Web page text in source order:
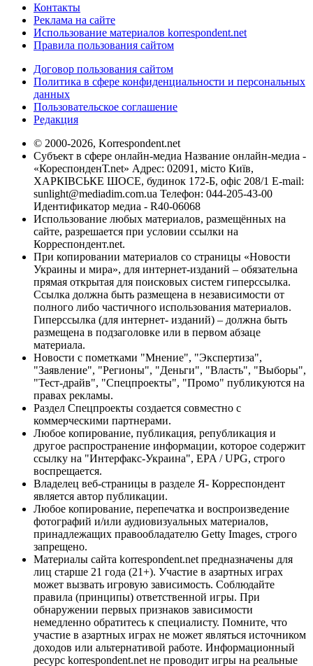
Контакты
Реклама на сайте
Использование материалов korrespondent.net
Правила пользования сайтом
Договор пользования сайтом
Политика в сфере конфиденциальности и персональных
данных
Пользовательское соглашение
Редакция
© 2000-2026, Korrespondent.net
Субъект в сфере онлайн-медиа Название онлайн-медиа -
«КореспонденТ.net» Адрес: 02091, місто Київ,
ХАРКІВСЬКЕ ШОСЕ, будинок 172-Б, офіс 208/1 E-mail:
sunlight@mediadim.com.ua Телефон: 044-205-43-00
Идентификатор медиа - R40-06068
Использование любых материалов, размещённых на
сайте, разрешается при условии ссылки на
Корреспондент.net.
При копировании материалов со страницы «Новости
Украины и мира», для интернет-изданий – обязательна
прямая открытая для поисковых систем гиперссылка.
Ссылка должна быть размещена в независимости от
полного либо частичного использования материалов.
Гиперссылка (для интернет- изданий) – должна быть
размещена в подзаголовке или в первом абзаце
материала.
Новости с пометками "Мнение", "Экспертиза",
"Заявление", "Регионы", "Деньги", "Власть", "Выборы",
"Тест-драйв", "Спецпроекты", "Промо" публикуются на
правах рекламы.
Раздел Спецпроекты создается совместно с
коммерческими партнерами.
Любое копирование, публикация, републикация и
другое распространение информации, которое содержит
ссылку на "Интерфакс-Украина", EPA / UPG, строго
воспрещается.
Владелец веб-страницы в разделе Я- Корреспондент
является автор публикации.
Любое копирование, перепечатка и воспроизведение
фотографий и/или аудиовизуальных материалов,
принадлежащих правообладателю Getty Images, строго
запрещено.
Материалы сайта korrespondent.net предназначены для
лиц старше 21 года (21+). Участие в азартных играх
может вызвать игровую зависимость. Соблюдайте
правила (принципы) ответственной игры. При
обнаружении первых признаков зависимости
немедленно обратитесь к специалисту. Помните, что
участие в азартных играх не может являться источником
доходов или альтернативой работе. Информационный
ресурс korrespondent.net не проводит игры на реальные